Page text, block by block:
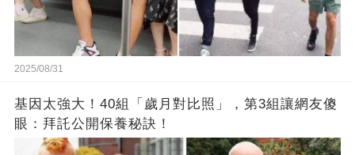
2025/08/31
基因太強大！40組「歲月對比照」，第3組讓網友傻
眼：拜託公開保養秘訣！